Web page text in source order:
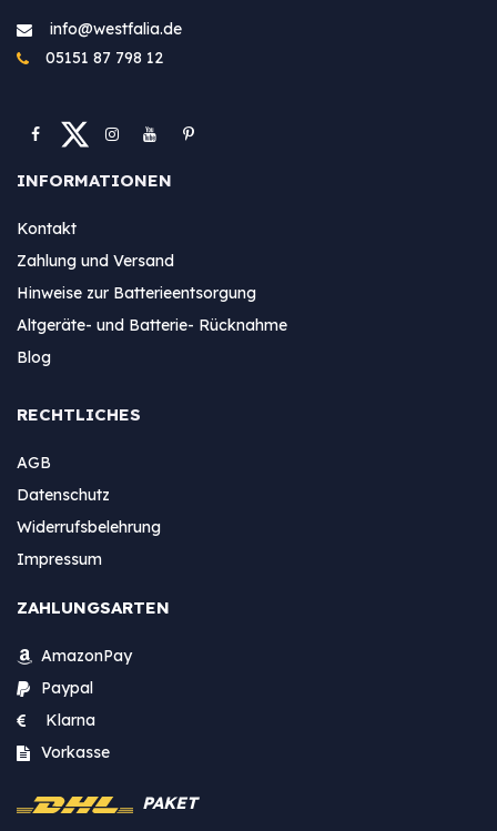
info@westfa​lia.de
05151 87 798 12
INFORMATIONEN
Kontakt
Zahlung und Versand
Hinweise zur Batterieentsorgung
Altgeräte- und Batterie- Rücknahme
Blog
RECHTLICHES
AGB
Datenschutz
Widerrufsbelehrung
Impressum
ZAHLUNGSARTEN
AmazonPay
Paypal
Klarna
Vorkasse
PAKET